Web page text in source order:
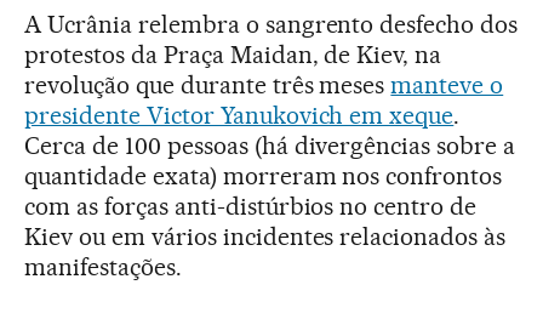
A Ucrânia relembra o sangrento desfecho dos
protestos da Praça Maidan, de Kiev, na
revolução que durante três mesesmanteve o
presidente Victor Yanukovich em xeque.
Cerca de 100 pessoas (há divergências sobre a
quantidade exata) morreram nos confrontos
com as forças anti-distúrbios no centro de
Kiev ou em vários incidentes relacionados às
manifestações.